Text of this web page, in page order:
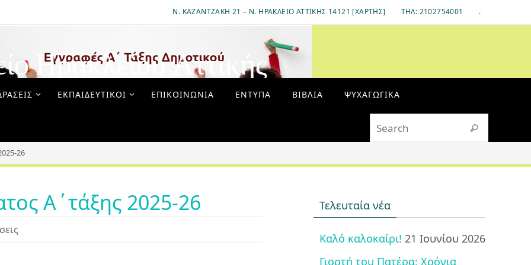
Ν. ΚΑΖΑΝΤΖΆΚΗ 21 – Ν. ΗΡΆΚΛΕΙΟ ΑΤΤΙΚΉΣ 14121 [ΧΆΡΤΗΣ] ΤΗΛ: 2102754001 .
Ηρακλείου Αττικής
ΕΚΠΑΙΔΕΥΤΙΚΟΊ ΕΠΙΚΟΙΝΩΝΊΑ ΈΝΤΥΠΑ ΒΙΒΛΊΑ ΨΥΧΑΓΩΓΙΚΆ
Search
26
Α΄τάξης 2025-26 Τελευταία νέα
Καλό καλοκαίρι! 21 Ιουνίου 2026
Γιορτή του Πατέρα: Χρόνια